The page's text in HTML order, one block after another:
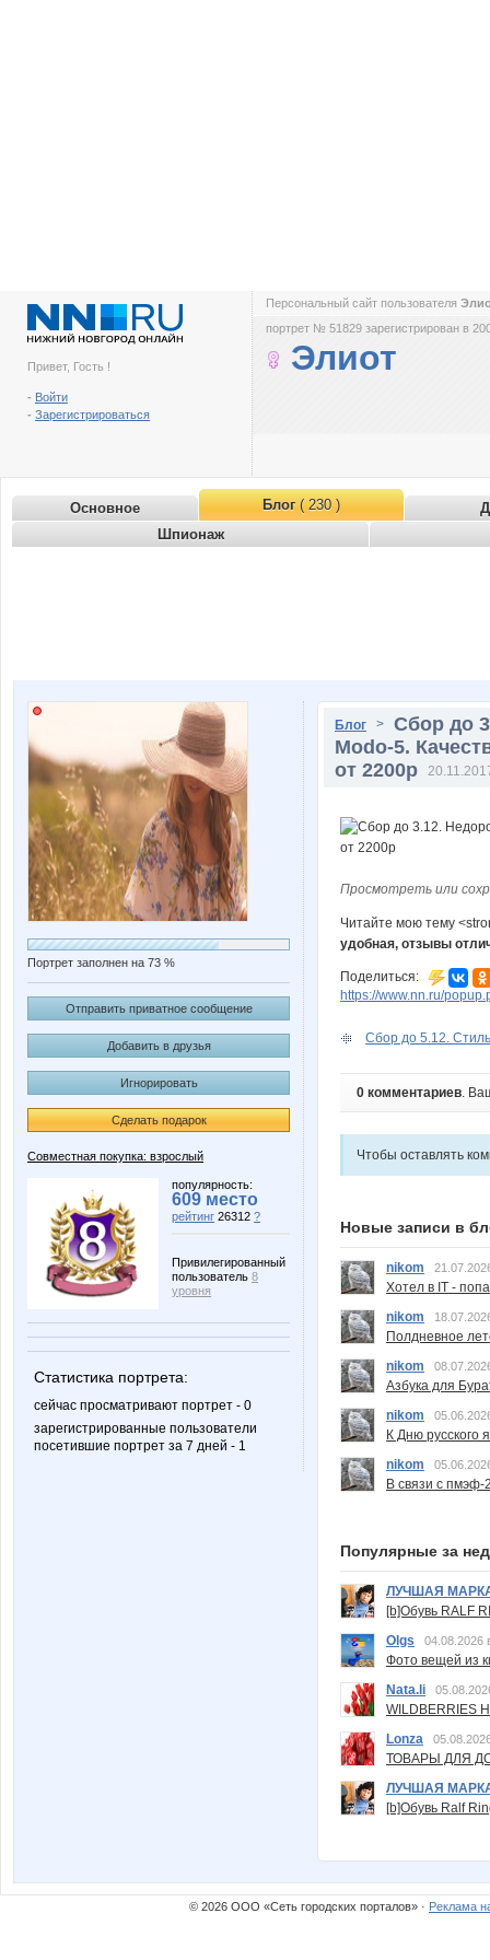
Привет, Гость !
- Войти
- Зарегистрироваться
Персональный сайт пользователя
портрет № 51829 зарегистрирован в
Элиот
Основное Блог( 230 )
Шпионаж
Портрет заполнен на 73 %
Отправить приватное сообщение
Добавить в друзья
Игнорировать
Сделать подарок
Совместная покупка: взрослый
популярность:
609 место
рейтинг 26312 ?
Привилегированный
пользователь 8
уровня
Статистика портрета:
сейчас просматривают портрет - 0
зарегистрированные пользователи
посетившие портрет за 7 дней - 1
Блог > Сбор до
Modo-5.
от 2200р
Просмотреть или
Читайте мою тему
удобная, отзывы
Поделиться:
https://www.nn.ru/
Сбор до 5.12.
0 комментариев.
Чтобы оставлять
Новые записи в
nikom
Хотел в IT -
nikom
Полдневное
nikom
Азбука для
nikom
К Дню русского
nikom
В связи с пмэф-
Популярные за
ЛУЧШАЯ
[b]Обувь RALF
Olgs
04.08.2026
Фото вещей из
Nata.li
Lonza
ТОВАРЫ ДЛЯ
ЛУЧШАЯ
[b]Обувь Ralf
© 2026 ООО «Сеть городских порталов» · Реклама